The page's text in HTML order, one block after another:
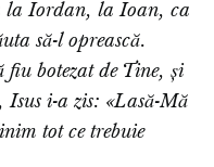
la Iordan, la Ioan, ca
să-l oprească.
fiu botezat de Tine, și
Isus i-a zis: «Lasă-Mă
tot ce trebuie